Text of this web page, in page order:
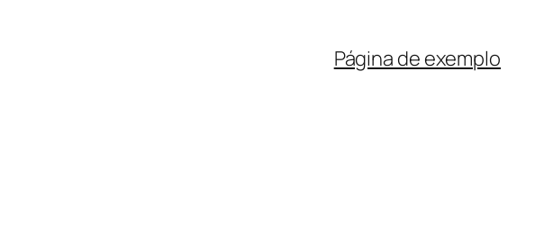
Página de exemplo